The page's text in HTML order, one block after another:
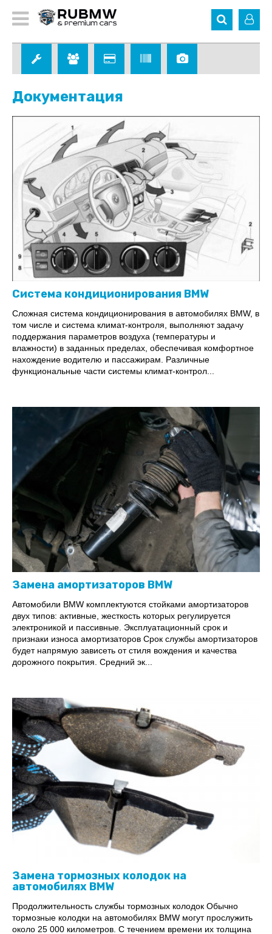
Документация
Система кондиционирования BMW
Сложная система кондиционирования в автомобилях BMW, в
том числе и система климат-контроля, выполняют задачу
поддержания параметров воздуха (температуры и
влажности) в заданных пределах, обеспечивая комфортное
нахождение водителю и пассажирам. Различные
функциональные части системы климат-контрол...
Замена амортизаторов BMW
Автомобили BMW комплектуются стойками амортизаторов
двух типов: активные, жесткость которых регулируется
электроникой и пассивные. Эксплуатационный срок и
признаки износа амортизаторов Срок службы амортизаторов
будет напрямую зависеть от стиля вождения и качества
дорожного покрытия. Средний эк...
Замена тормозных колодок на
автомобилях BMW
Продолжительность службы тормозных колодок Обычно
тормозные колодки на автомобилях BMW могут прослужить
около 25 000 километров. С течением времени их толщина